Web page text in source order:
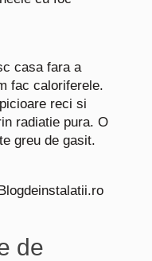
casa fara a
fac caloriferele.
reci si
radiatie pura. O
greu de gasit.
de